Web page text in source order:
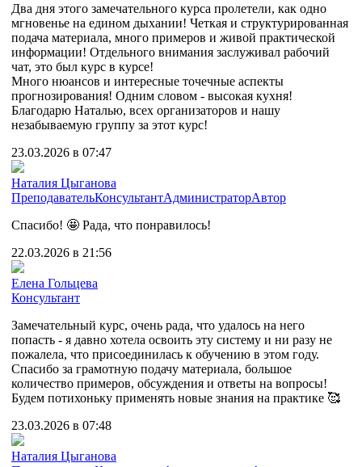
Два дня этого замечательного курса пролетели, как одно
мгновенье на едином дыхании! Четкая и структурированная
подача материала, много примеров и живой практической
информации! Отдельного внимания заслуживал рабочий
чат, это был курс в курсе!
Много нюансов и интересные точечные аспекты
прогнозирования! Одним словом - высокая кухня!
Благодарю Наталью, всех организаторов и нашу
незабываемую группу за этот курс!
23.03.2026 в 07:47
Наталия Цыганова
ПреподавательКонсультантАдминистраторАвтор
Спасибо! 🤩 Рада, что понравилось!
22.03.2026 в 21:56
Елена Гольцева
Консультант
Замечательный курс, очень рада, что удалось на него
попасть - я давно хотела освоить эту систему и ни разу не
пожалела, что присоединилась к обучению в этом году.
Спасибо за грамотную подачу материала, большое
количество примеров, обсуждения и ответы на вопросы!
Будем потихоньку применять новые знания на практике 🥰
23.03.2026 в 07:48
Наталия Цыганова